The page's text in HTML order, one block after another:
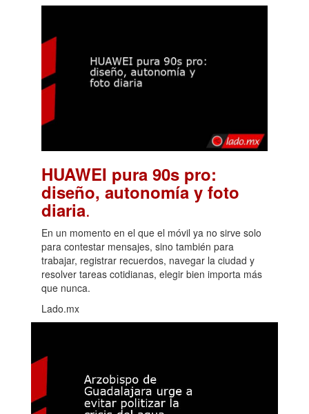
HUAWEI pura 90s pro:
diseño, autonomía y foto
diaria.
En un momento en el que el móvil ya no sirve solo
para contestar mensajes, sino también para
trabajar, registrar recuerdos, navegar la ciudad y
resolver tareas cotidianas, elegir bien importa más
que nunca.
Lado.mx